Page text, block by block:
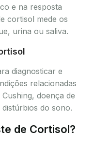
e na resposta
cortisol mede os
urina ou saliva.
diagnosticar e
relacionadas
doença de
do sono.
de Cortisol?